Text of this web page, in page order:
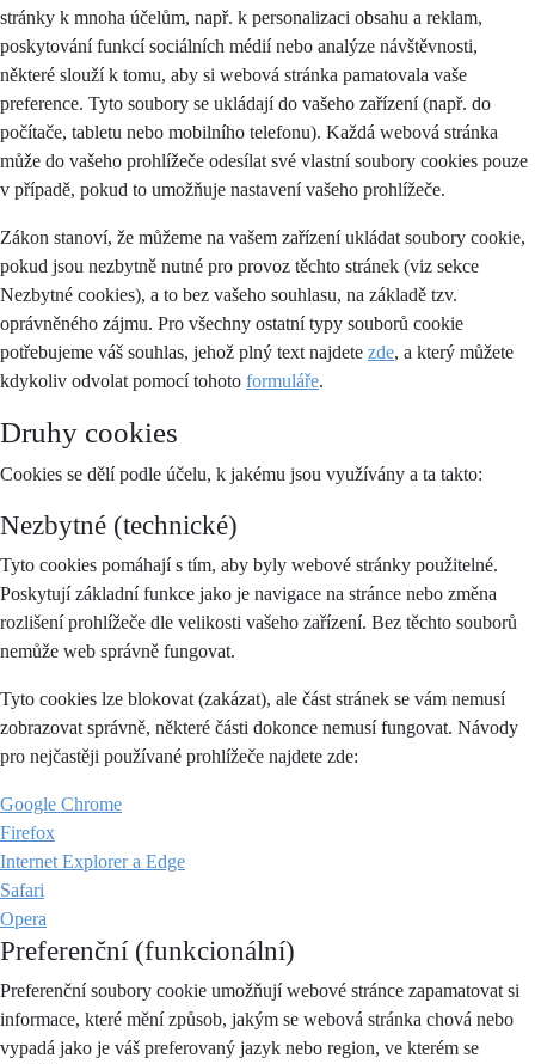
stránky k mnoha účelům, např. k personalizaci obsahu a reklam,
poskytování funkcí sociálních médií nebo analýze návštěvnosti,
některé slouží k tomu, aby si webová stránka pamatovala vaše
preference. Tyto soubory se ukládají do vašeho zařízení (např. do
počítače, tabletu nebo mobilního telefonu). Každá webová stránka
může do vašeho prohlížeče odesílat své vlastní soubory cookies pouze
v případě, pokud to umožňuje nastavení vašeho prohlížeče.
Zákon stanoví, že můžeme na vašem zařízení ukládat soubory cookie,
pokud jsou nezbytně nutné pro provoz těchto stránek (viz sekce
Nezbytné cookies), a to bez vašeho souhlasu, na základě tzv.
oprávněného zájmu. Pro všechny ostatní typy souborů cookie
potřebujeme váš souhlas, jehož plný text najdete zde, a který můžete
kdykoliv odvolat pomocí tohoto formuláře.
Druhy cookies
Cookies se dělí podle účelu, k jakému jsou využívány a ta takto:
Nezbytné (technické)
Tyto cookies pomáhají s tím, aby byly webové stránky použitelné.
Poskytují základní funkce jako je navigace na stránce nebo změna
rozlišení prohlížeče dle velikosti vašeho zařízení. Bez těchto souborů
nemůže web správně fungovat.
Tyto cookies lze blokovat (zakázat), ale část stránek se vám nemusí
zobrazovat správně, některé části dokonce nemusí fungovat. Návody
pro nejčastěji používané prohlížeče najdete zde:
Google Chrome
Firefox
Internet Explorer a Edge
Safari
Opera
Preferenční (funkcionální)
Preferenční soubory cookie umožňují webové stránce zapamatovat si
informace, které mění způsob, jakým se webová stránka chová nebo
vypadá jako je váš preferovaný jazyk nebo region, ve kterém se